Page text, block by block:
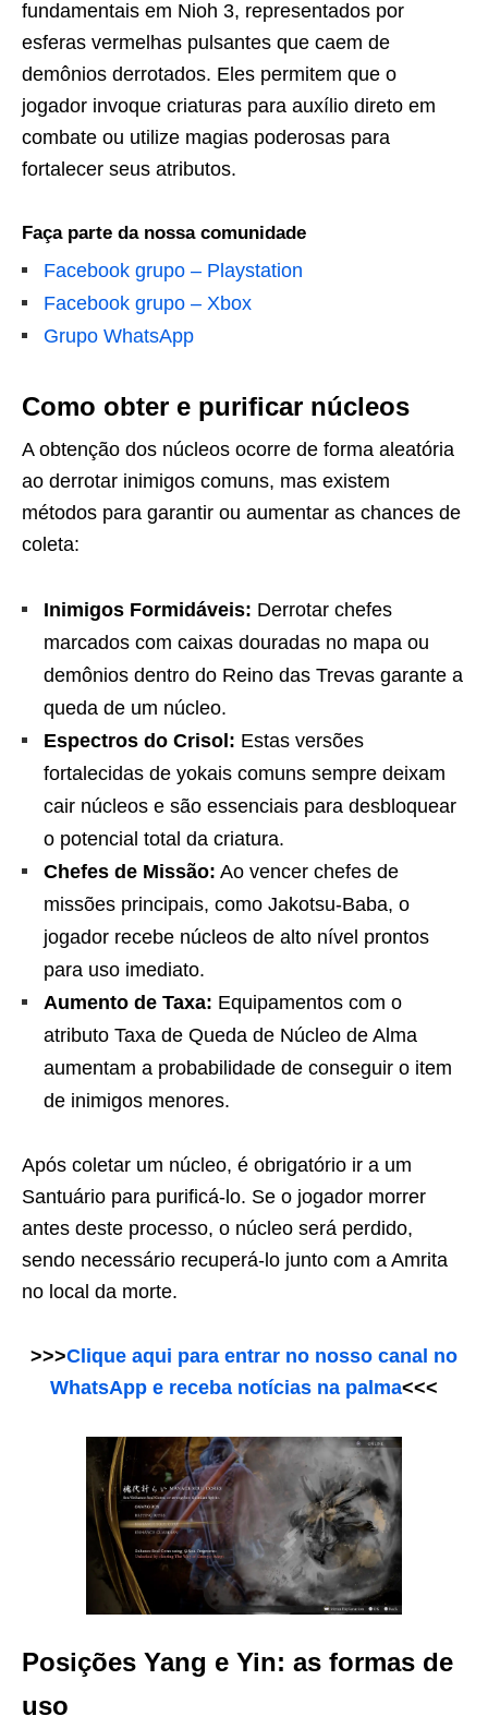
fundamentais em Nioh 3, representados por
esferas vermelhas pulsantes que caem de
demônios derrotados. Eles permitem que o
jogador invoque criaturas para auxílio direto em
combate ou utilize magias poderosas para
fortalecer seus atributos.
Faça parte da nossa comunidade
Facebook grupo – Playstation
Facebook grupo – Xbox
Grupo WhatsApp
Como obter e purificar núcleos
A obtenção dos núcleos ocorre de forma aleatória
ao derrotar inimigos comuns, mas existem
métodos para garantir ou aumentar as chances de
coleta:
Inimigos Formidáveis: Derrotar chefes
marcados com caixas douradas no mapa ou
demônios dentro do Reino das Trevas garante a
queda de um núcleo.
Espectros do Crisol: Estas versões
fortalecidas de yokais comuns sempre deixam
cair núcleos e são essenciais para desbloquear
o potencial total da criatura.
Chefes de Missão: Ao vencer chefes de
missões principais, como Jakotsu-Baba, o
jogador recebe núcleos de alto nível prontos
para uso imediato.
Aumento de Taxa: Equipamentos com o
atributo Taxa de Queda de Núcleo de Alma
aumentam a probabilidade de conseguir o item
de inimigos menores.
Após coletar um núcleo, é obrigatório ir a um
Santuário para purificá-lo. Se o jogador morrer
antes deste processo, o núcleo será perdido,
sendo necessário recuperá-lo junto com a Amrita
no local da morte.
>>>Clique aqui para entrar no nosso canal no
WhatsApp e receba notícias na palma<<<
Posições Yang e Yin: as formas de
uso